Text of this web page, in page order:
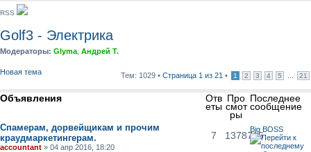
RSS
Golf3 - Электрика
Модераторы: Glyma Андрей Т.
Новая тема Тем: 1029 • Страница 1 из 21 • 1 2 3 4 5 21
Объявления Отв
еты
Про
смот
ры
Последнее
сообщение
Спамерам, дорвейщикам и прочим
краудмаркетингерам.
accountant » 04 апр 2016, 18:20
7 1378716
Big BOSS